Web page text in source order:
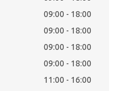
09:00
18:00
09:00
18:00
09:00
18:00
09:00
18:00
11:00
16:00